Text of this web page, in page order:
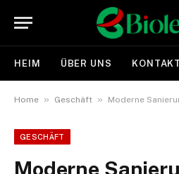
HEIM ÜBER UNS
Home » Geschäft » Moderne Sanierungstrends in Ulm und Neu-Ulm:
GESCHÄFT
Moderne